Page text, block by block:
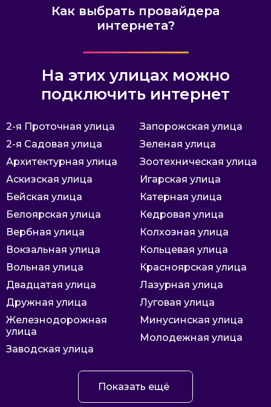
Как выбрать провайдера
интернета?
На этих улицах можно
подключить интернет
2-я Проточная улица
2-я Садовая улица
Архитектурная улица
Аскизская улица
Бейская улица
Белоярская улица
Вербная улица
Вокзальная улица
Вольная улица
Двадцатая улица
Дружная улица
Железнодорожная
улица
Заводская улица
Запорожская улица
Зеленая улица
Зоотехническая улица
Игарская улица
Катерная улица
Кедровая улица
Колхозная улица
Кольцевая улица
Красноярская улица
Лазурная улица
Луговая улица
Минусинская улица
Молодежная улица
Показать ещё